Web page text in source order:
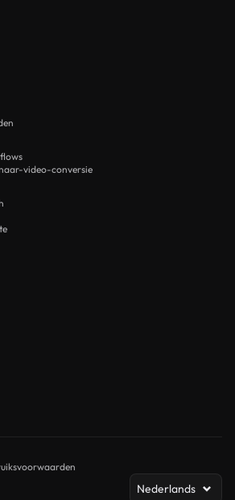
video-conversie
Nederlands